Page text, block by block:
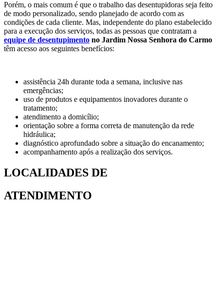
Porém, o mais comum é que o trabalho das desentupidoras seja feito
de modo personalizado, sendo planejado de acordo com as
condições de cada cliente. Mas, independente do plano estabelecido
para a execução dos serviços, todas as pessoas que contratam a
equipe de desentupimento no Jardim Nossa Senhora do Carmo
têm acesso aos seguintes benefícios:
assistência 24h durante toda a semana, inclusive nas
emergências;
uso de produtos e equipamentos inovadores durante o
tratamento;
atendimento a domicílio;
orientação sobre a forma correta de manutenção da rede
hidráulica;
diagnóstico aprofundado sobre a situação do encanamento;
acompanhamento após a realização dos serviços.
LOCALIDADES DE
ATENDIMENTO